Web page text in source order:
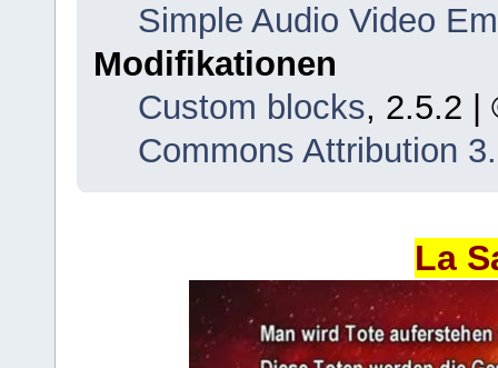
Simple Audio Video
Modifikationen
Custom blocks, 2.5.2 |
Commons Attribution
La